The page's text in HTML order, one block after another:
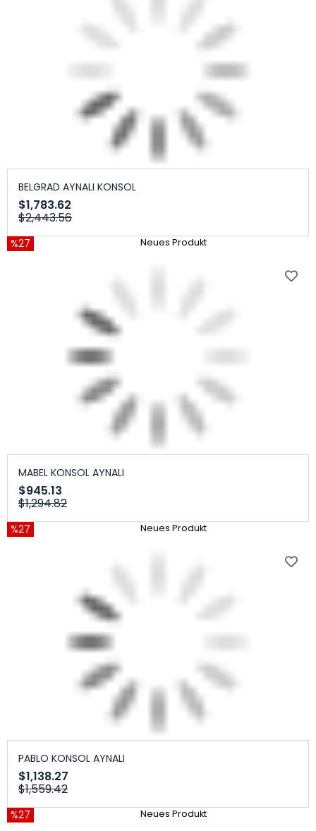
BELGRAD AYNALI KONSOL
$1,783.62
$2,443.56
%27 Neues Produkt
MABEL KONSOL AYNALI
$945.13
$1,294.82
%27 Neues Produkt
PABLO KONSOL AYNALI
$1,138.27
$1,559.42
%27 Neues Produkt